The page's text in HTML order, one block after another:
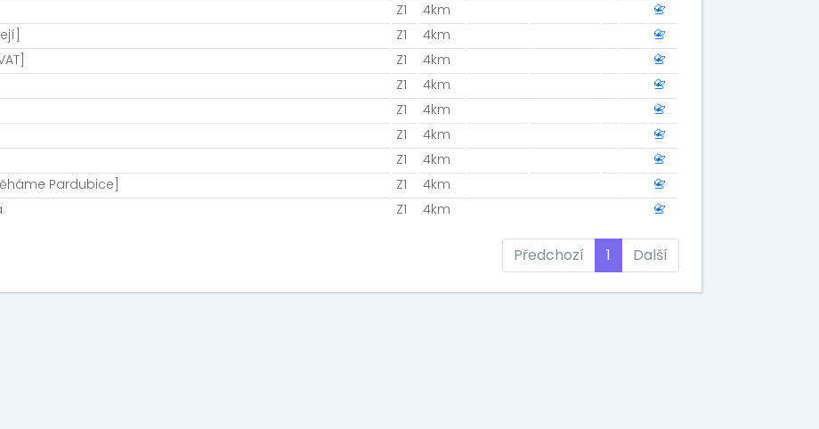
Z1 4km
📇
Z1 4km
📇
Z1 4km
📇
Z1 4km
📇
Z1 4km
📇
Z1 4km
📇
Z1 4km
📇
Pardubice] Z1 4km
📇
Z1 4km 📇
Předchozí 1 Další